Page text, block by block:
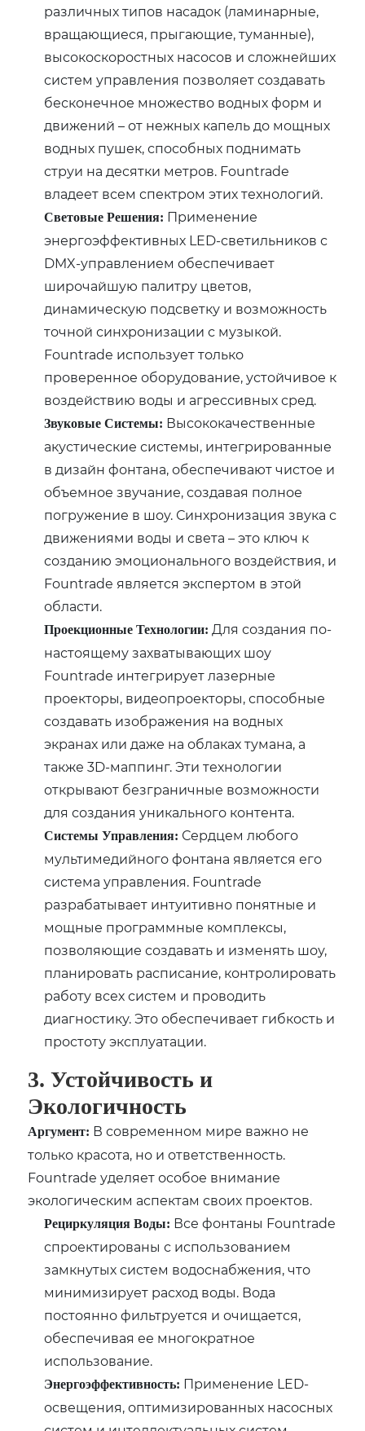
различных типов насадок (ламинарные,
вращающиеся, прыгающие, туманные),
высокоскоростных насосов и сложнейших
систем управления позволяет создавать
бесконечное множество водных форм и
движений – от нежных капель до мощных
водных пушек, способных поднимать
струи на десятки метров. Fountrade
владеет всем спектром этих технологий.
Световые Решения: Применение
энергоэффективных LED-светильников с
DMX-управлением обеспечивает
широчайшую палитру цветов,
динамическую подсветку и возможность
точной синхронизации с музыкой.
Fountrade использует только
проверенное оборудование, устойчивое к
воздействию воды и агрессивных сред.
Звуковые Системы: Высококачественные
акустические системы, интегрированные
в дизайн фонтана, обеспечивают чистое и
объемное звучание, создавая полное
погружение в шоу. Синхронизация звука с
движениями воды и света – это ключ к
созданию эмоционального воздействия, и
Fountrade является экспертом в этой
области.
Проекционные Технологии: Для создания по-
настоящему захватывающих шоу
Fountrade интегрирует лазерные
проекторы, видеопроекторы, способные
создавать изображения на водных
экранах или даже на облаках тумана, а
также 3D-маппинг. Эти технологии
открывают безграничные возможности
для создания уникального контента.
Системы Управления: Сердцем любого
мультимедийного фонтана является его
система управления. Fountrade
разрабатывает интуитивно понятные и
мощные программные комплексы,
позволяющие создавать и изменять шоу,
планировать расписание, контролировать
работу всех систем и проводить
диагностику. Это обеспечивает гибкость и
простоту эксплуатации.
3. Устойчивость и
Экологичность
Аргумент: В современном мире важно не
только красота, но и ответственность.
Fountrade уделяет особое внимание
экологическим аспектам своих проектов.
Рециркуляция Воды: Все фонтаны Fountrade
спроектированы с использованием
замкнутых систем водоснабжения, что
минимизирует расход воды. Вода
постоянно фильтруется и очищается,
обеспечивая ее многократное
использование.
Энергоэффективность: Применение LED-
освещения, оптимизированных насосных